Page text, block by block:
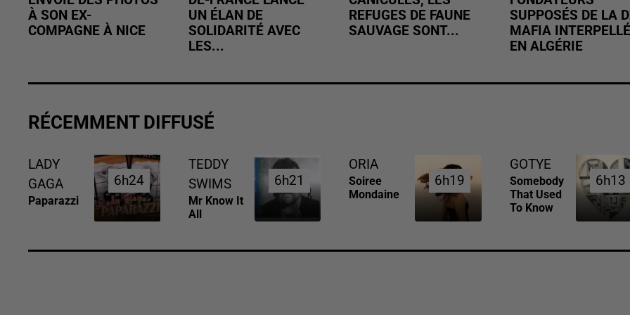
À SON EX-
COMPAGNE À NICE
UN ÉLAN DE
SOLIDARITÉ AVEC
LES...
REFUGES DE FAUNE
SAUVAGE SONT...
SUPPOSÉS DE LA
MAFIA INTERPELLÉ
EN ALGÉRIE
RÉCEMMENT DIFFUSÉ
LADY
GAGA
Paparazzi
6h24
6h24
TEDDY
SWIMS
Mr Know It
All
6h21
6h21
ORIA
Soiree
Mondaine
6h19
6h19
GOTYE
Somebody
That Used
To Know
6h13
6h13